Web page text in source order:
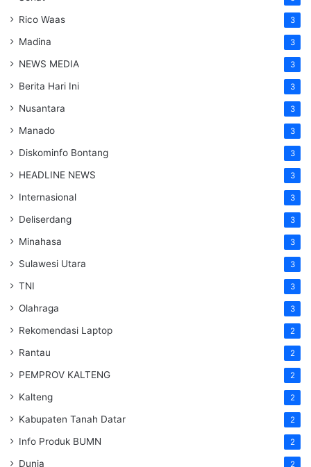
Rico Waas 3
Madina 3
NEWS MEDIA 3
Berita Hari Ini 3
Nusantara 3
Manado 3
Diskominfo Bontang 3
HEADLINE NEWS 3
Internasional 3
Deliserdang 3
Minahasa 3
Sulawesi Utara 3
TNI 3
Olahraga 3
Rekomendasi Laptop 2
Rantau 2
PEMPROV KALTENG 2
Kalteng 2
Kabupaten Tanah Datar 2
Info Produk BUMN 2
Dunia 2